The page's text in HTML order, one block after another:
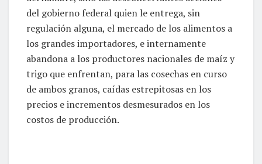
del gobierno federal quien le entrega, sin
regulación alguna, el mercado de los alimentos a
los grandes importadores, e internamente
abandona a los productores nacionales de maíz y
trigo que enfrentan, para las cosechas en curso
de ambos granos, caídas estrepitosas en los
precios e incrementos desmesurados en los
costos de producción.